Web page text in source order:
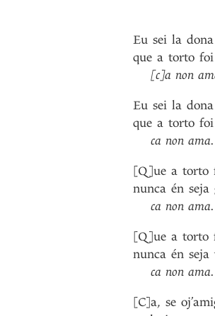
Eu sei la dona
que a torto foi
[c]a non
Eu sei la dona
que a torto foi
ca non ama.
[Q]ue a torto
nunca én seja
ca non ama.
[Q]ue a torto
nunca én seja
ca non ama.
[C]a, se